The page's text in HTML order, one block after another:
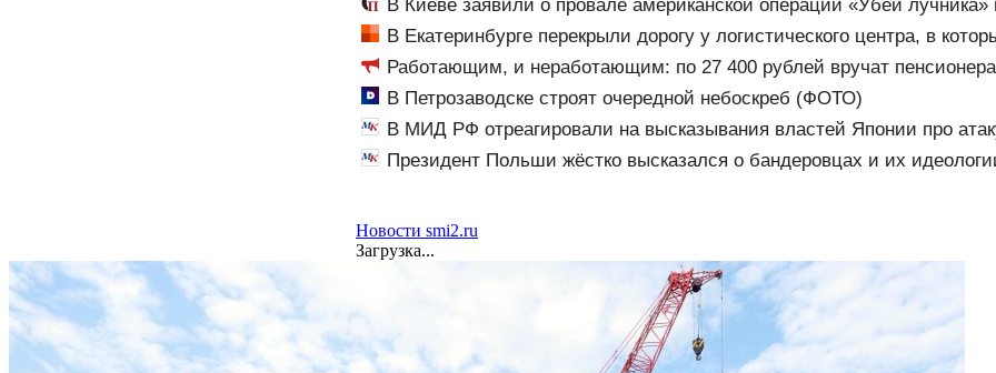
В Киеве заявили о провале американской операции «Убей лучника»
В Екатеринбурге перекрыли дорогу у логистического центра, в
Работающим, и неработающим: по 27 400 рублей вручат
PrimaMedia.ru
В Петрозаводске строят очередной небоскреб (ФОТО)
В МИД РФ отреагировали на высказывания властей Японии про
Президент Польши жёстко высказался о бандеровцах и их
Новости smi2.ru
Загрузка...